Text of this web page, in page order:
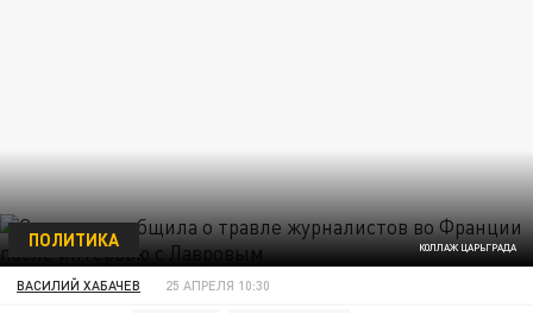
КОЛЛАЖ ЦАРЬГРАДА
ПОЛИТИКА
ВАСИЛИЙ ХАБАЧЕВ 25 АПРЕЛЯ 10:30